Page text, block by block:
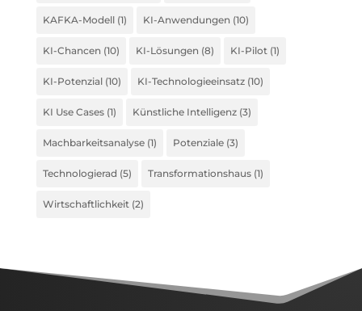
KAFKA-Modell(1) KI-Anwendungen (10)
KI-Chancen (10) KI-Lösungen (8) KI-Pilot(1)
KI-Potenzial(10) KI-Technologieeinsatz(10)
KI Use Cases(1) Künstliche Intelligenz(3)
Machbarkeitsanalyse(1) Potenziale(3)
Technologierad (5) Transformationshaus(1)
Wirtschaftlichkeit(2)